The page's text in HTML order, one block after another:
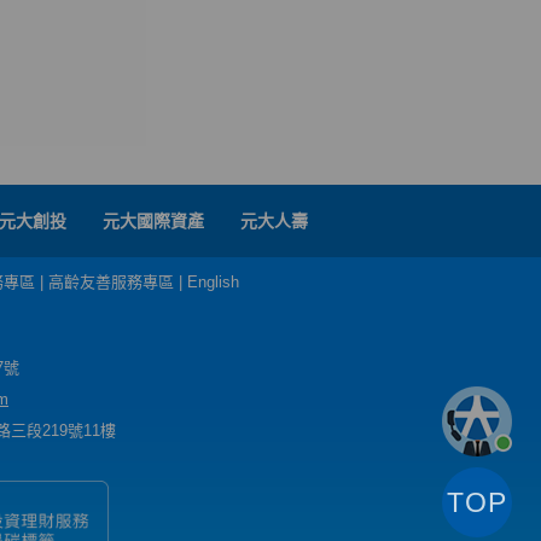
元大創投 元大國際資產 元大人壽
區 高齡友善服務專區 English
號
三段219號11樓
TOP